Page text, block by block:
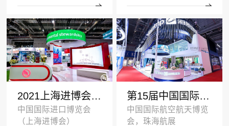
览会
2021上海进博会展台设计搭建案例-UL-深圳展览设计公司
中国国际进口博览会
（上海进博会）
第15届中国国际航空航天博览会展台设计案例_海斯坦普
中国国际航空航天博览
会，珠海航展